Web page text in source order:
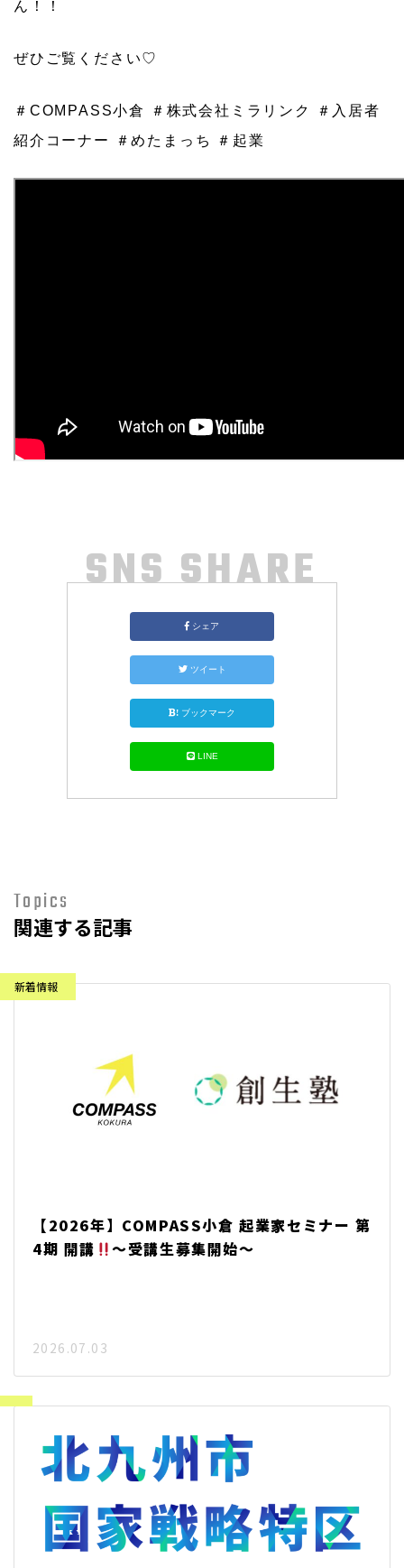
ん！！
ぜひご覧ください♡
＃COMPASS小倉 ＃株式会社ミラリンク ＃入居者
紹介コーナー ＃めたまっち ＃起業
SNS SHARE
シェア
ツイート
! ブックマーク
LINE
Topics
関連する記事
【2026年】COMPASS小倉 起業家セミナー 第
4期 開講
～受講生募集開始～
2026.07.03